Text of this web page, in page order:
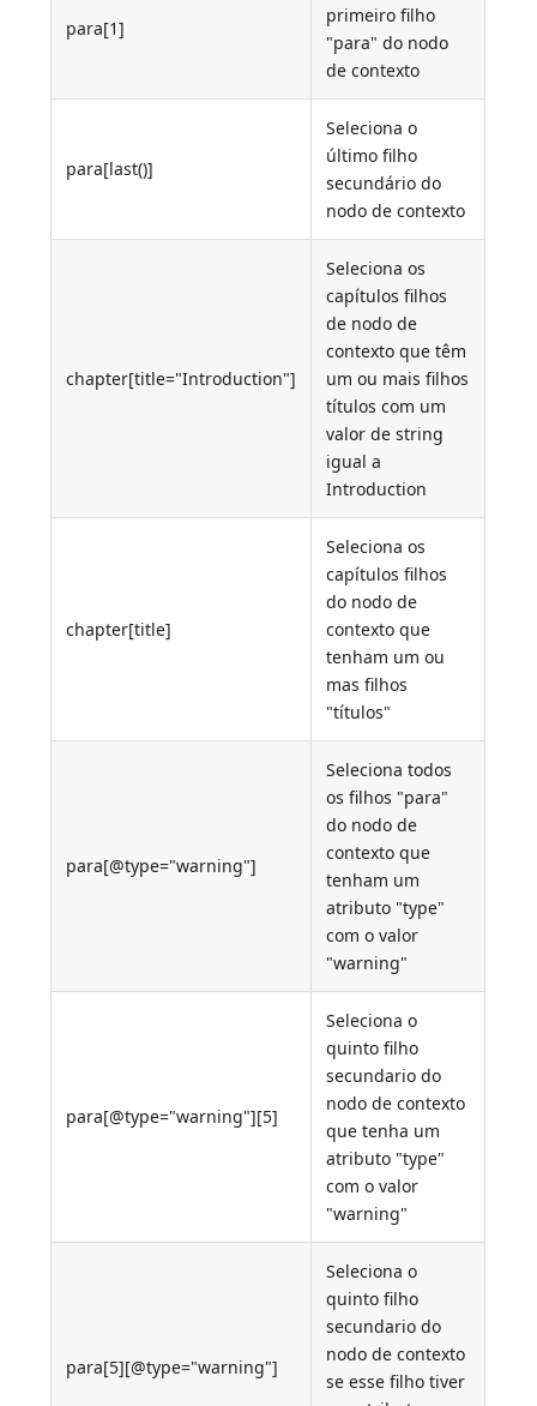
para[1]
primeiro filho
"para" do nodo
de contexto
para[last()]
Seleciona o
último filho
secundário do
nodo de contexto
chapter[title="Introduction"]
Seleciona os
capítulos filhos
de nodo de
contexto que têm
um ou mais filhos
títulos com um
valor de string
igual a
Introduction
chapter[title]
Seleciona os
capítulos filhos
do nodo de
contexto que
tenham um ou
mas filhos
"títulos"
para[@type="warning"]
Seleciona todos
os filhos "para"
do nodo de
contexto que
tenham um
atributo "type"
com o valor
"warning"
para[@type="warning"][5]
Seleciona o
quinto filho
secundario do
nodo de contexto
que tenha um
atributo "type"
com o valor
"warning"
para[5][@type="warning"]
Seleciona o
quinto filho
secundario do
nodo de contexto
se esse filho tiver